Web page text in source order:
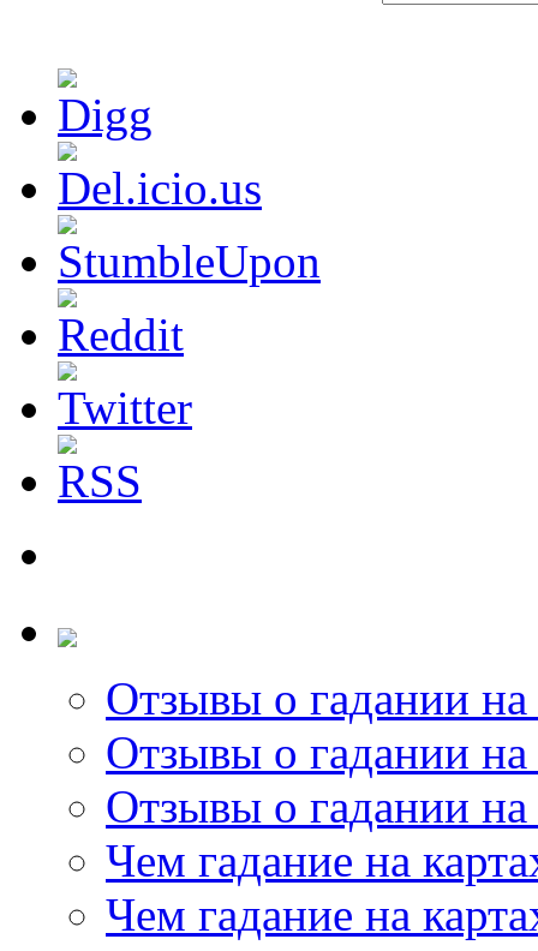
Отзывы о гадании на
Отзывы о гадании на
Отзывы о гадании на
Чем гадание на
Чем гадание на